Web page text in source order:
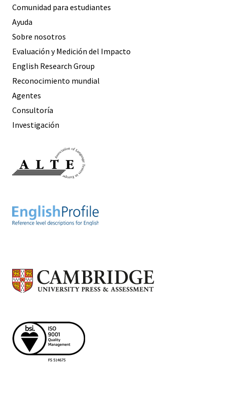
Comunidad para estudiantes
Ayuda
Sobre nosotros
Evaluación y Medición del Impacto
English Research Group
Reconocimiento mundial
Agentes
Consultoría
Investigación